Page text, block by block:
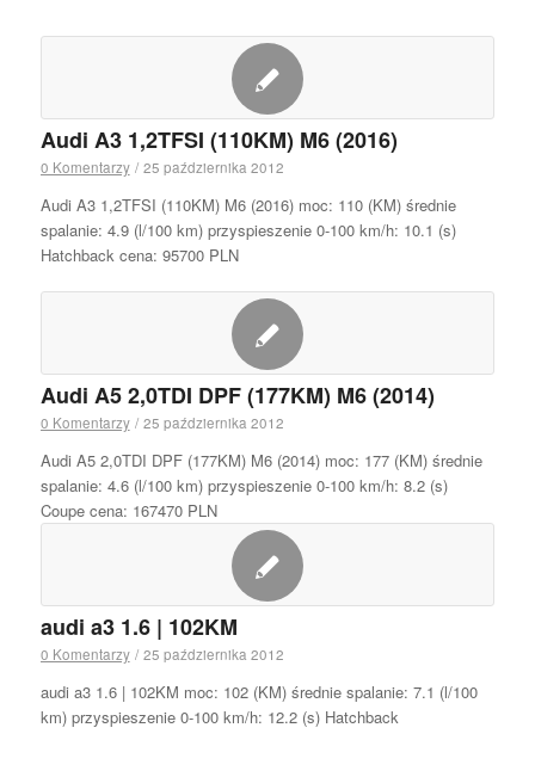
Audi A3 1,2TFSI (110KM) M6 (2016)
0 Komentarzy / 25 października 2012
Audi A3 1,2TFSI (110KM) M6 (2016) moc: 110 (KM) średnie
spalanie: 4.9 (l/100 km) przyspieszenie 0-100 km/h: 10.1 (s)
Hatchback cena: 95700 PLN
Audi A5 2,0TDI DPF (177KM) M6 (2014)
0 Komentarzy / 25 października 2012
Audi A5 2,0TDI DPF (177KM) M6 (2014) moc: 177 (KM) średnie
spalanie: 4.6 (l/100 km) przyspieszenie 0-100 km/h: 8.2 (s)
Coupe cena: 167470 PLN
audi a3 1.6 | 102KM
0 Komentarzy / 25 października 2012
audi a3 1.6 | 102KM moc: 102 (KM) średnie spalanie: 7.1 (l/100
km) przyspieszenie 0-100 km/h: 12.2 (s) Hatchback